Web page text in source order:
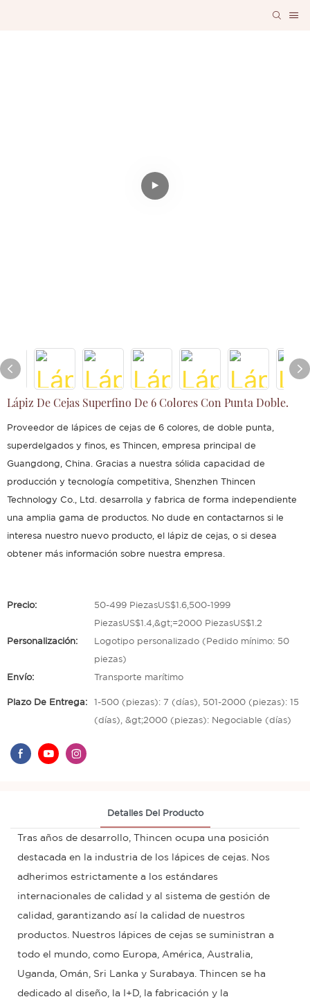
Lápiz De Cejas Superfino De 6 Colores Con Punta Doble.
Proveedor de lápices de cejas de 6 colores, de doble punta,
superdelgados y finos, es Thincen, empresa principal de
Guangdong, China. Gracias a nuestra sólida capacidad de
producción y tecnología competitiva, Shenzhen Thincen
Technology Co., Ltd. desarrolla y fabrica de forma independiente
una amplia gama de productos. No dude en contactarnos si le
interesa nuestro nuevo producto, el lápiz de cejas, o si desea
obtener más información sobre nuestra empresa.
Precio: 50-499 PiezasUS$1.6,500-1999
PiezasUS$1.4,&gt;=2000 PiezasUS$1.2
Personalización: Logotipo personalizado (Pedido mínimo: 50
piezas)
Envío: Transporte marítimo
Plazo De Entrega: 1-500 (piezas): 7 (días), 501-2000 (piezas): 15
(días), &gt;2000 (piezas): Negociable (días)
Detalles Del Producto
Tras años de desarrollo, Thincen ocupa una posición
destacada en la industria de los lápices de cejas. Nos
adherimos estrictamente a los estándares
internacionales de calidad y al sistema de gestión de
calidad, garantizando así la calidad de nuestros
productos. Nuestros lápices de cejas se suministran a
todo el mundo, como Europa, América, Australia,
Uganda, Omán, Sri Lanka y Surabaya. Thincen se ha
dedicado al diseño, la I+D, la fabricación y la